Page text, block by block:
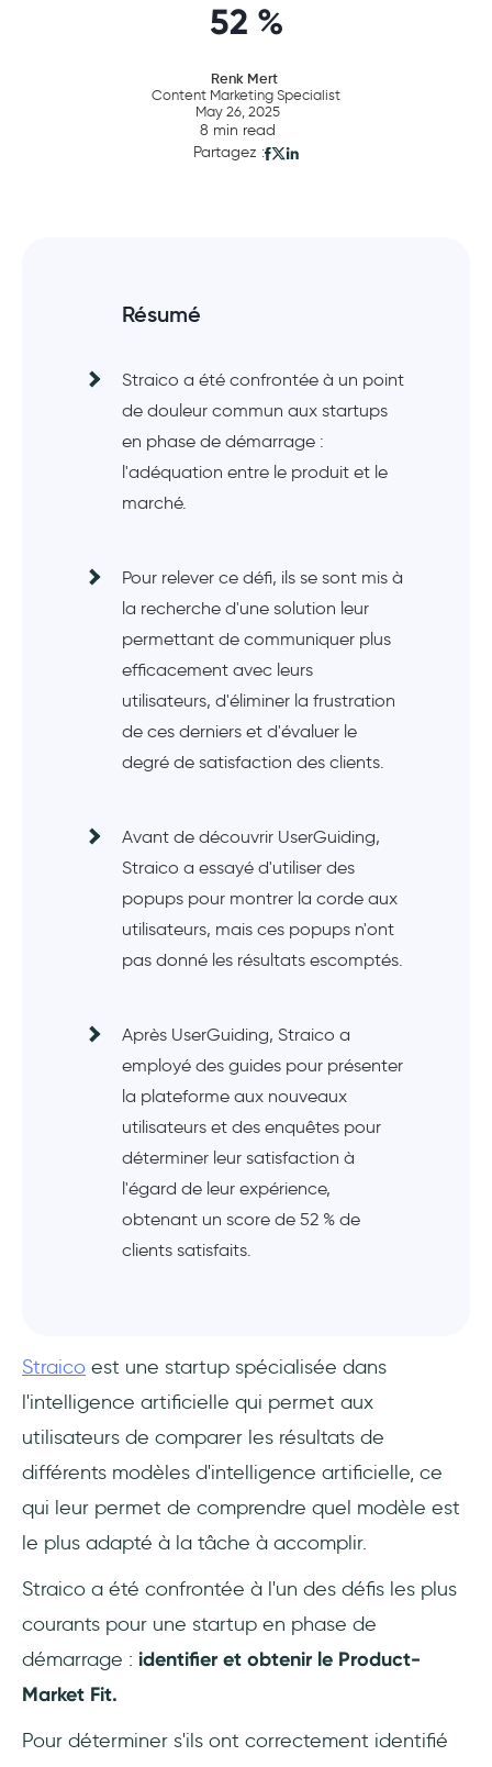
52 %
Renk Mert
Content Marketing Specialist
May 26, 2025
8 min read
Partagez :
Résumé
Straico a été confrontée à un point
de douleur commun aux startups
en phase de démarrage :
l'adéquation entre le produit et le
marché.
Pour relever ce défi, ils se sont mis à
la recherche d'une solution leur
permettant de communiquer plus
efficacement avec leurs
utilisateurs, d'éliminer la frustration
de ces derniers et d'évaluer le
degré de satisfaction des clients.
Avant de découvrir UserGuiding,
Straico a essayé d'utiliser des
popups pour montrer la corde aux
utilisateurs, mais ces popups n'ont
pas donné les résultats escomptés.
Après UserGuiding, Straico a
employé des guides pour présenter
la plateforme aux nouveaux
utilisateurs et des enquêtes pour
déterminer leur satisfaction à
l'égard de leur expérience,
obtenant un score de 52 % de
clients satisfaits.
Straico est une startup spécialisée dans
l'intelligence artificielle qui permet aux
utilisateurs de comparer les résultats de
différents modèles d'intelligence artificielle, ce
qui leur permet de comprendre quel modèle est
le plus adapté à la tâche à accomplir.
Straico a été confrontée à l'un des défis les plus
courants pour une startup en phase de
démarrage : identifier et obtenir le Product-
Market Fit.
Pour déterminer s'ils ont correctement identifié